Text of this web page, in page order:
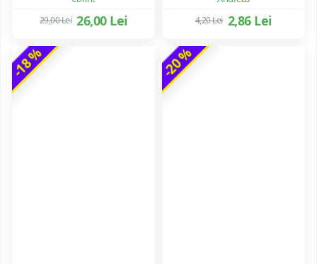
26,00 Lei
29,00 Lei 2,86 Lei
4,20 Lei
-18 % -20 %